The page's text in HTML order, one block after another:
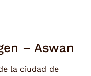
– Aswan
la ciudad de